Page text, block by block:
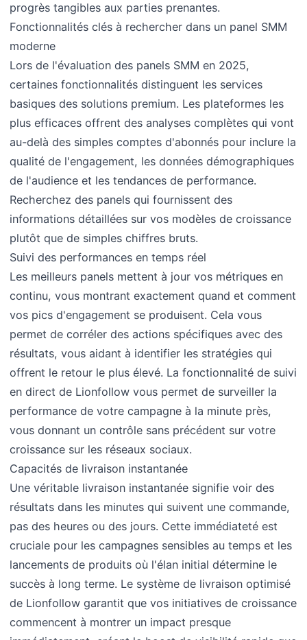
progrès tangibles aux parties prenantes.
Fonctionnalités clés à rechercher dans un panel SMM
moderne
Lors de l'évaluation des panels SMM en 2025,
certaines fonctionnalités distinguent les services
basiques des solutions premium. Les plateformes les
plus efficaces offrent des analyses complètes qui vont
au-delà des simples comptes d'abonnés pour inclure la
qualité de l'engagement, les données démographiques
de l'audience et les tendances de performance.
Recherchez des panels qui fournissent des
informations détaillées sur vos modèles de croissance
plutôt que de simples chiffres bruts.
Suivi des performances en temps réel
Les meilleurs panels mettent à jour vos métriques en
continu, vous montrant exactement quand et comment
vos pics d'engagement se produisent. Cela vous
permet de corréler des actions spécifiques avec des
résultats, vous aidant à identifier les stratégies qui
offrent le retour le plus élevé. La fonctionnalité de suivi
en direct de Lionfollow vous permet de surveiller la
performance de votre campagne à la minute près,
vous donnant un contrôle sans précédent sur votre
croissance sur les réseaux sociaux.
Capacités de livraison instantanée
Une véritable livraison instantanée signifie voir des
résultats dans les minutes qui suivent une commande,
pas des heures ou des jours. Cette immédiateté est
cruciale pour les campagnes sensibles au temps et les
lancements de produits où l'élan initial détermine le
succès à long terme. Le système de livraison optimisé
de Lionfollow garantit que vos initiatives de croissance
commencent à montrer un impact presque